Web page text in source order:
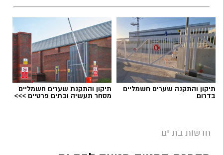
תיקון והתקנה שערים חשמליים
בדרום
תיקון והתקנת שערים חשמליים
מסחר תעשיה ובתים פרטיים >>>
חדשות בת ים